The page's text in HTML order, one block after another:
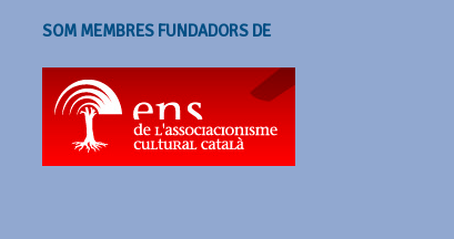
SOM MEMBRES FUNDADORS DE